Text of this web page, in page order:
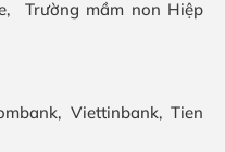
Trường mầm non Hiệp
Viettinbank, Tien